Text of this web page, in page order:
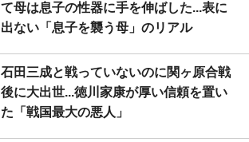
て母は息子の性器に手を伸ばした...表に
出ない「息子を襲う母」のリアル
石田三成と戦っていないのに関ヶ原合戦
後に大出世...徳川家康が厚い信頼を置い
た「戦国最大の悪人」